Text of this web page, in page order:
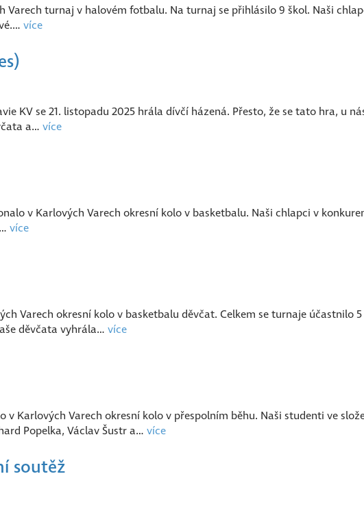
Varech turnaj v halovém fotbalu. Na turnaj se přihlásilo 9 škol. Naši
více
KV se 21. listopadu 2025 hrála dívčí házená. Přesto, že se tato hra, u
a… více
v Karlových Varech okresní kolo v basketbalu. Naši chlapci v
více
Varech okresní kolo v basketbalu děvčat. Celkem se turnaje účastnilo
děvčata vyhrála… více
v Karlových Varech okresní kolo v přespolním běhu. Naši studenti ve
Popelka, Václav Šustr a… více
soutěž